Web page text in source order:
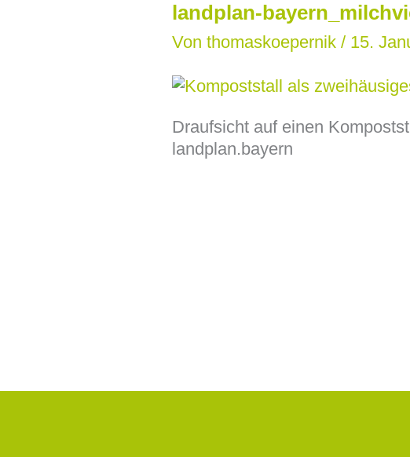
landplan-
Von thomaskoepernik / 15.
Draufsicht auf einen
landplan.bayern